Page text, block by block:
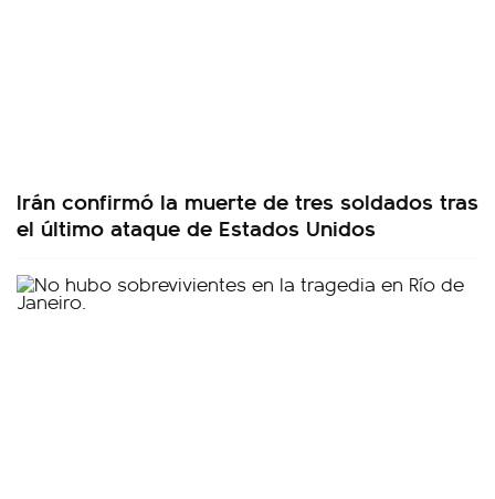
Irán confirmó la muerte de tres soldados tras
el último ataque de Estados Unidos